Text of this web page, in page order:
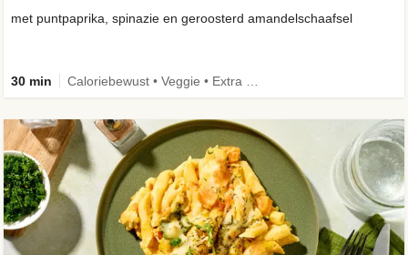
met puntpaprika, spinazie en geroosterd amandelschaafsel
30 min